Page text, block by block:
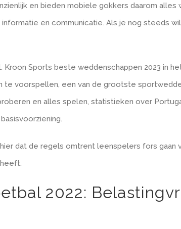
en bieden mobiele gokkers daarom
en communicatie. Als je nog steeds
Kroon Sports beste weddenschappen 2023 in
voorspellen, een van de grootste
en alles spelen, statistieken over
dat de regels omtrent leenspelers fors gaan
2022: